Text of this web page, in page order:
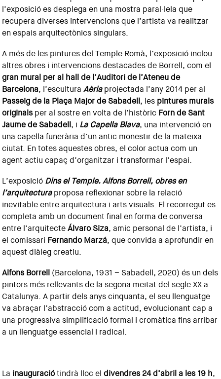
l’exposició es desplega en una mostra paral·lela que
recupera diverses intervencions que l’artista va realitzar
en espais arquitectònics singulars.
A més de les pintures del Temple Romà, l’exposició inclou
altres obres i intervencions destacades de Borrell, com el
gran mural per al hall de l’Auditori de l’Ateneu de
Barcelona, l’esculturaAèriaprojectada l’any 2014 per al
Passeig de la Plaça Major de Sabadell, les pintures murals
originalsper al sostre en volta de l’històric Forn de Sant
Jaume de Sabadell, i La Capella Blava, una intervenció en
una capella funerària d’un antic monestir de la mateixa
ciutat. En totes aquestes obres, el color actua com un
agent actiu capaç d’organitzar i transformar l’espai.
L’exposició Dins el Temple. Alfons Borrell, obres en
l’arquitecturaproposa reflexionar sobre la relació
inevitable entre arquitectura i arts visuals. El recorregut es
completa amb un document final en forma de conversa
entre l’arquitecteÁlvaro Siza, amic personal de l’artista, i
el comissari Fernando Marzá, que convida a aprofundir en
aquest diàleg creatiu.
Alfons Borrell (Barcelona, 1931 – Sabadell, 2020) és un dels
pintors més rellevants de la segona meitat del segle XX a
Catalunya. A partir dels anys cinquanta, el seu llenguatge
va abraçar l’abstracció com a actitud, evolucionant cap a
una progressiva simplificació formal i cromàtica fins arribar
a un llenguatge essencial i radical.
La inauguraciótindrà lloc eldivendres 24 d’abril a les 19 h,